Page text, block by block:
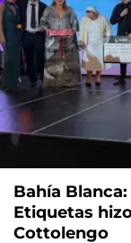
Bahía
Etiquetas
Cottolengo